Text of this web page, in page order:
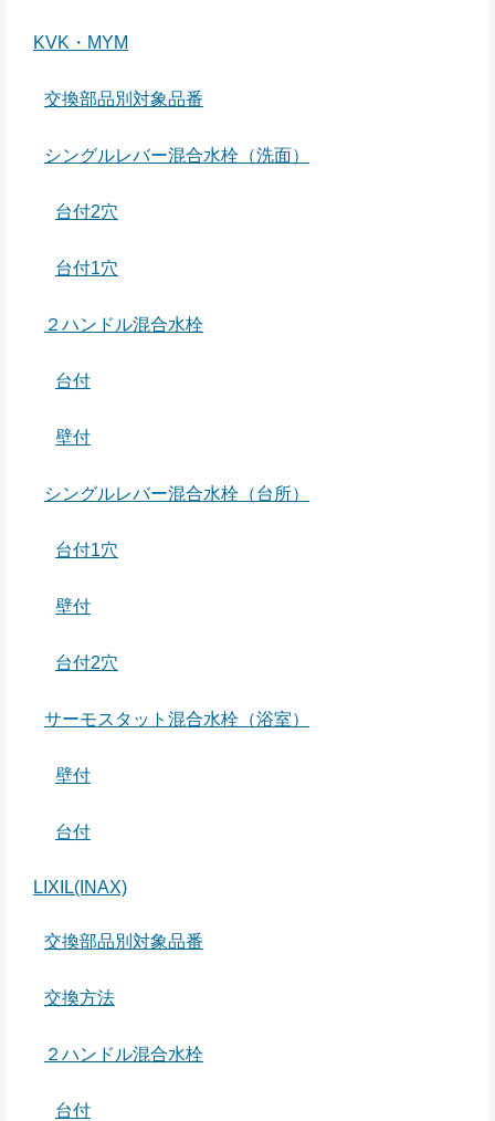
KVK・MYM
交換部品別対象品番
シングルレバー混合水栓（洗面）
台付2穴
台付1穴
２ハンドル混合水栓
台付
壁付
シングルレバー混合水栓（台所）
台付1穴
壁付
台付2穴
サーモスタット混合水栓（浴室）
壁付
台付
LIXIL(INAX)
交換部品別対象品番
交換方法
２ハンドル混合水栓
台付